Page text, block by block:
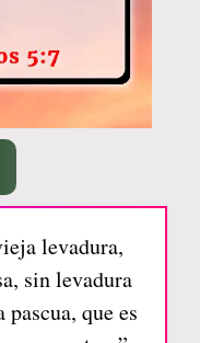
levadura,
sin levadura
que es